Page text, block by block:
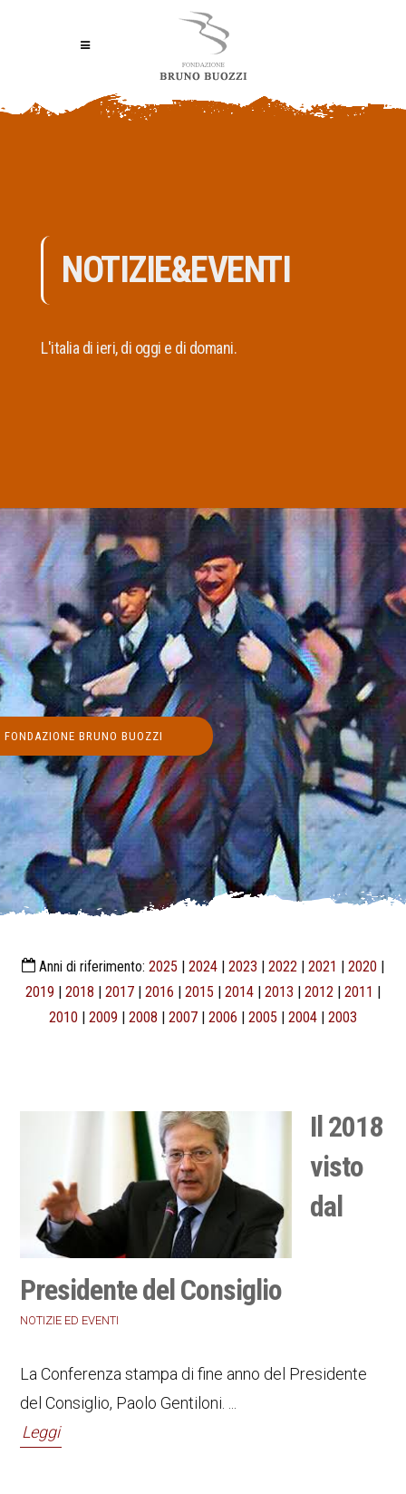
NOTIZIE&EVENTI
L'italia di ieri, di oggi e di domani.
FONDAZIONE BRUNO BUOZZI
Anni di riferimento: 2025 | 2024 | 2023 | 2022 | 2021 | 2020 |
2019 | 2018 | 2017 | 2016 | 2015 | 2014 | 2013 | 2012 | 2011 |
2010 | 2009 | 2008 | 2007 | 2006 | 2005 | 2004 | 2003
Il 2018
visto
dal
Presidente del Consiglio
NOTIZIE ED EVENTI
La Conferenza stampa di fine anno del Presidente
del Consiglio, Paolo Gentiloni. ...
Leggi